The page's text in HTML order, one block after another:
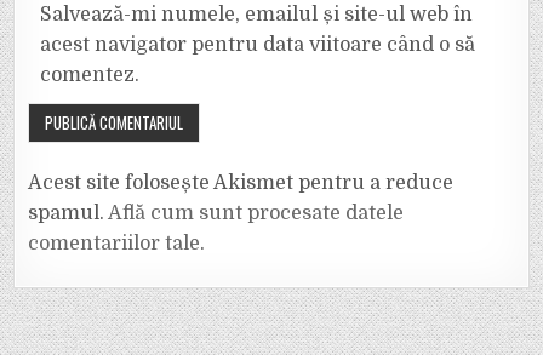
Salvează-mi numele, emailul și site-ul web în
acest navigator pentru data viitoare când o să
comentez.
Acest site folosește Akismet pentru a reduce
spamul.Află cum sunt procesate datele
comentariilor tale.